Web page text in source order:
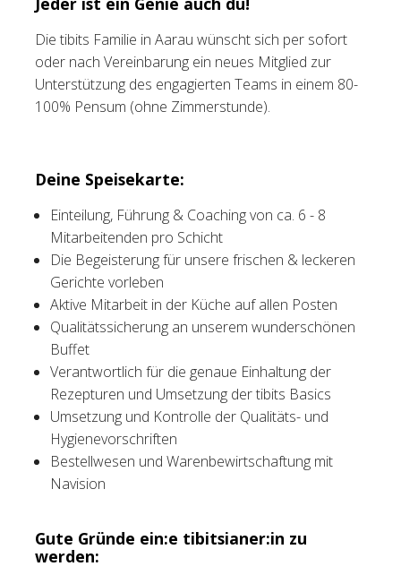
Tischreservation
Login
Schweiz (DE)
Die tibits Familie in Aarau wünscht sich per sofort
oder nach Vereinbarung ein neues Mitglied zur
Unterstützung des engagierten Teams in einem 80-
100% Pensum (ohne Zimmerstunde).
Deine Speisekarte:
Einteilung, Führung & Coaching von ca. 6 - 8
Mitarbeitenden pro Schicht
Die Begeisterung für unsere frischen & leckeren
Gerichte vorleben
Aktive Mitarbeit in der Küche auf allen Posten
Qualitätssicherung an unserem wunderschönen
Buffet
Verantwortlich für die genaue Einhaltung der
Rezepturen und Umsetzung der tibits Basics
Umsetzung und Kontrolle der Qualitäts- und
Hygienevorschriften
Bestellwesen und Warenbewirtschaftung mit
Navision
Gute Gründe ein:e tibitsianer:in zu
werden: